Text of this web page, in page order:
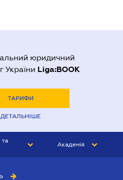
юридичний
України Liga:BOOK
ТАРИФИ
ДЕТАЛЬНІШЕ
та
Академія